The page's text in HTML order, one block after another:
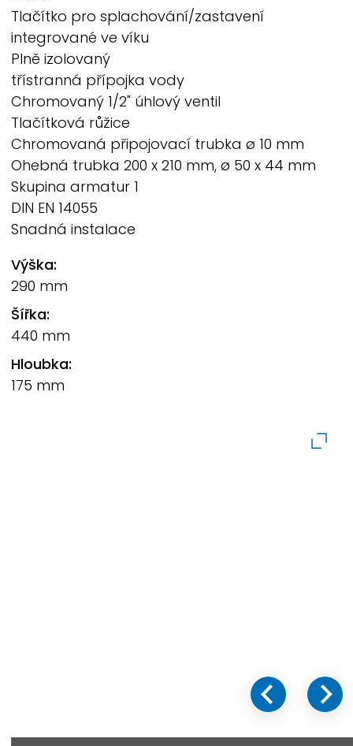
Tlačítko pro splachování/zastavení
integrované ve víku
Plně izolovaný
třístranná přípojka vody
Chromovaný 1/2" úhlový ventil
Tlačítková růžice
Chromovaná připojovací trubka ø 10 mm
Ohebná trubka 200 x 210 mm, ø 50 x 44 mm
Skupina armatur 1
DIN EN 14055
Snadná instalace
Výška:
290 mm
Šířka:
440 mm
Hloubka:
175 mm